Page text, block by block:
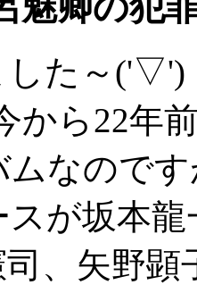
した～('▽')
から22年
ムなので
が坂本
司、矢野